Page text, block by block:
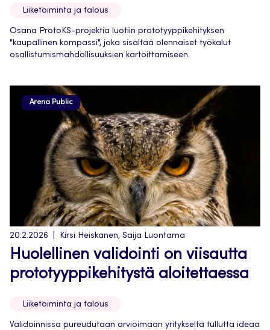
Liiketoiminta ja talous
Osana ProtoKS-projektia luotiin prototyyppikehityksen
"kaupallinen kompassi", joka sisältää olennaiset työkalut
osallistumismahdollisuuksien kartoittamiseen.
Arena Public
20.2.2026 Kirsi Heiskanen, Saija Luontama
Huolellinen validointi on viisautta
prototyyppikehitystä aloitettaessa
Liiketoiminta ja talous
Validoinnissa pureudutaan arvioimaan yritykseltä tullutta ideaa